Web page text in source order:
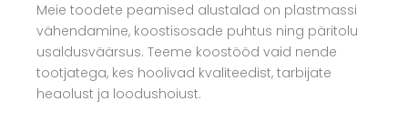
Meie toodete peamised alustalad on plastmassi
vähendamine, koostisosade puhtus ning päritolu
usaldusväärsus. Teeme koostööd vaid nende
tootjatega, kes hoolivad kvaliteedist, tarbijate
heaolust ja loodushoiust.